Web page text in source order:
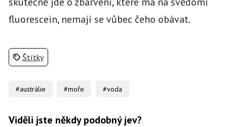
fluorescein, nemají se vůbec čeho obávat.
Štítky
#austrálie #moře #voda
Viděli jste někdy podobný jev?